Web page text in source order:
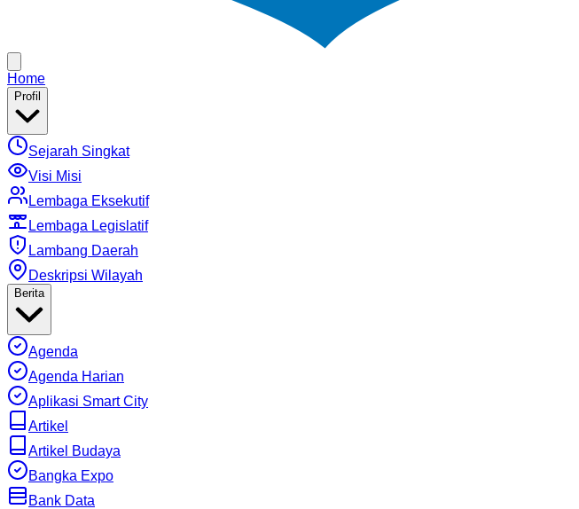
Home
Profil
Sejarah Singkat
Visi Misi
Lembaga Eksekutif
Lembaga Legislatif
Lambang Daerah
Deskripsi Wilayah
Berita
Agenda
Agenda Harian
Aplikasi Smart City
Artikel
Artikel Budaya
Bangka Expo
Bank Data